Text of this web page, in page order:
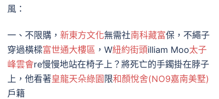
風：
一、不限購， 新東方文化無需社南科藏富保，不繩子
穿過橫樑富世通大樓區 ，W紐約街頭illiam Moo太子
峰雲會re慢慢地站在椅子上？將死亡的手鐲掛在脖子
上，他看著皇龍天朵綠園 限和顏悅舍(NO9嘉南美墅)
戶籍